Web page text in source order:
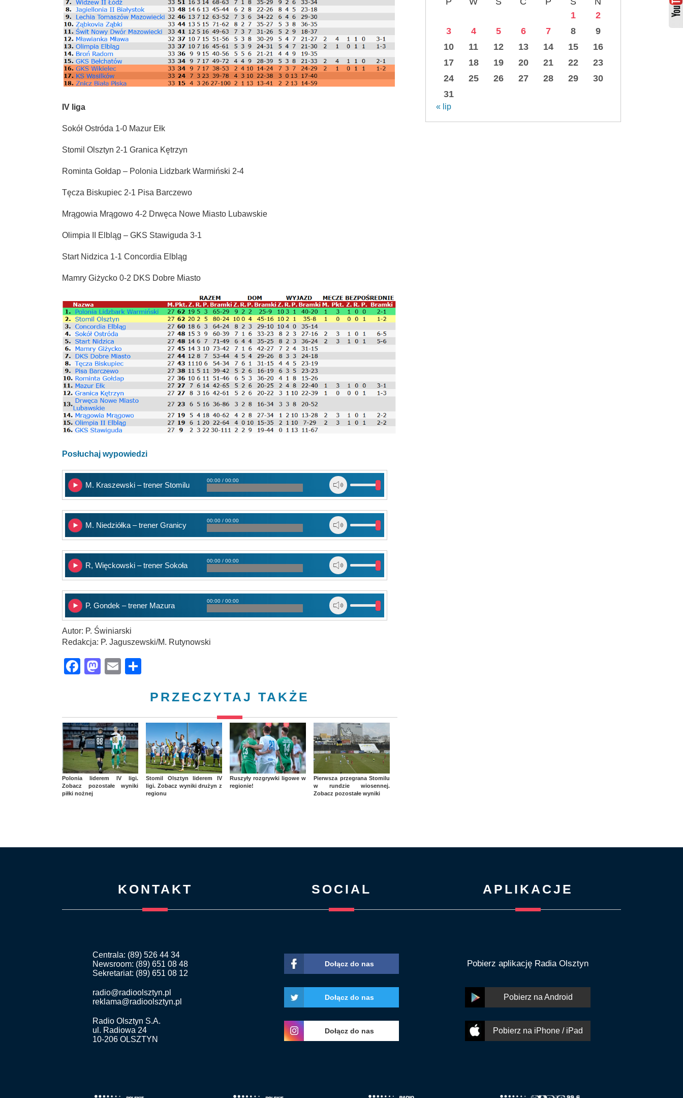
IV liga
Sokół Ostróda 1-0 Mazur Ełk
Stomil Olsztyn 2-1 Granica Kętrzyn
Rominta Gołdap – Polonia Lidzbark Warmiński 2-4
Tęcza Biskupiec 2-1 Pisa Barczewo
Mrągowia Mrągowo 4-2 Drwęca Nowe Miasto Lubawskie
Olimpia II Elbląg – GKS Stawiguda 3-1
Start Nidzica 1-1 Concordia Elbląg
Mamry Giżycko 0-2 DKS Dobre Miasto
Posłuchaj wypowiedzi
M. Kraszewski – trener Stomilu
00:00 / 00:00
M. Niedziółka – trener Granicy
00:00 / 00:00
R, Więckowski – trener Sokoła
00:00 / 00:00
P. Gondek – trener Mazura
00:00 / 00:00
Autor: P. Świniarski
Redakcja: P. Jaguszewski/M. Rutynowski
Facebook
Mastodon
Email
PRZECZYTAJ TAKŻE
Polonia liderem IV ligi.
Zobacz pozostałe wyniki
piłki nożnej
Stomil Olsztyn liderem IV
ligi. Zobacz wyniki drużyn z
regionu
Ruszyły rozgrywki ligowe w
regionie!
Pierwsza przegrana Stomilu
w rundzie wiosennej.
Zobacz pozostałe wyniki
1
2
3
4 5 6 7 8
9
10
11 12 13 14 15
16
17
18 19 20 21 22
23
24
25 26 27 28 29
30
31
« lip
KONTAKT
Centrala: (89) 526 44 34
Newsroom: (89) 651 08 48
Sekretariat: (89) 651 08 12
radio@radioolsztyn.pl
reklama@radioolsztyn.pl
Radio Olsztyn S.A.
ul. Radiowa 24
10-206 OLSZTYN
SOCIAL
Dołącz do nas
Dołącz do nas
Dołącz do nas
APLIKACJE
Pobierz aplikację Radia Olsztyn
Pobierz na Android
Pobierz na iPhone / iPad